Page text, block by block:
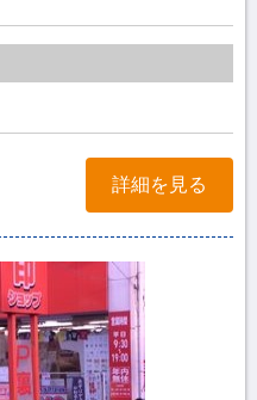
詳細を見る